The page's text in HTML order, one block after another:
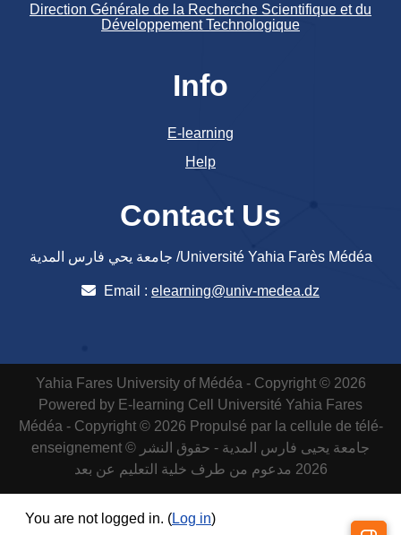
Direction Générale de la Recherche Scientifique et du
Développement Technologique
Info
E-learning
Help
Contact Us
جامعة يحي فارس المدية /Université Yahia Farès Médéa
Email : elearning@univ-medea.dz
Yahia Fares University of Médéa - Copyright © 2026
Powered by E-learning Cell
Université Yahia Fares
Médéa - Copyright © 2026 Propulsé par la cellule de télé-
enseignement جامعة يحيى فارس المدية - حقوق النشر ©
2026 مدعوم من طرف خلية التعليم عن بعد
You are not logged in. (Log in)